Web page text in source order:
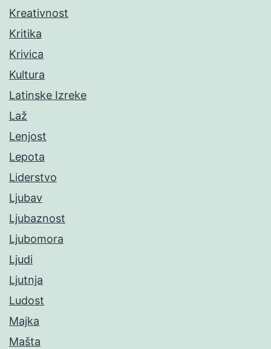
Kreativnost
Kritika
Krivica
Kultura
Latinske Izreke
Laž
Lenjost
Lepota
Liderstvo
Ljubav
Ljubaznost
Ljubomora
Ljudi
Ljutnja
Ludost
Majka
Mašta